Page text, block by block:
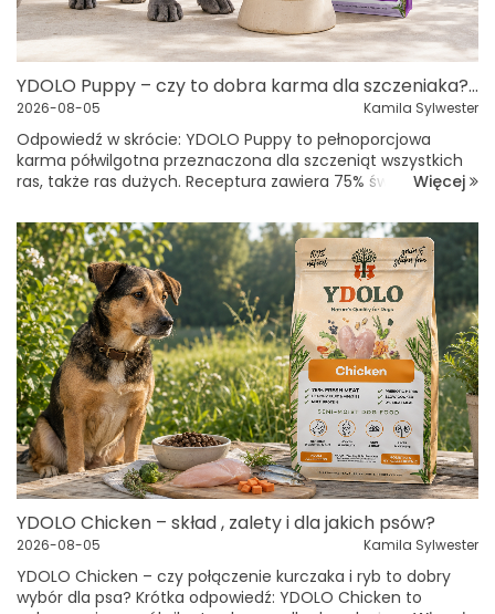
YDOLO Puppy – czy to dobra karma dla szczeniaka? Skład, zalety i przeznaczenie
2026-08-05 Kamila Sylwester
Odpowiedź w skrócie: YDOLO Puppy to pełnoporcjowa
karma półwilgotna przeznaczona dla szczeniąt wszystkich
ras, także ras dużych. Receptura zawiera 75% świeżego
sardynek i 15% anchoi...
Więcej
YDOLO Chicken – skład , zalety i dla jakich psów?
2026-08-05 Kamila Sylwester
YDOLO Chicken – czy połączenie kurczaka i ryb to dobry
wybór dla psa? Krótka odpowiedź: YDOLO Chicken to